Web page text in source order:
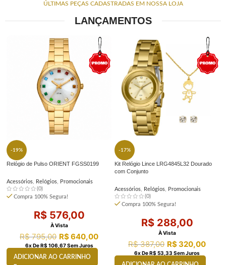
ÚLTIMAS PEÇAS CADASTRADAS EM NOSSA LOJA
LANÇAMENTOS
-19%
Relógio de Pulso ORIENT FGSS0199
Acessórios, Relógios, Promocionais
(0)
Compra 100% Segura!
R$576,00
À Vista
R$795,00 R$640,00
6X DeR$ 106,67Sem Juros
ADICIONAR AO CARRINHO
-17%
Kit Relógio Lince LRG4845L32 Dourado
com Conjunto
Acessórios, Relógios, Promocionais
(0)
Compra 100% Segura!
R$288,00
À Vista
R$387,00 R$320,00
6X DeR$ 53,33 Sem Juros